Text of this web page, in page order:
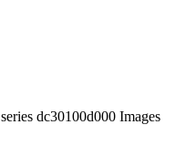
dc30100d000 Images